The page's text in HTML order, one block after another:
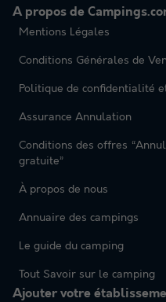
A propos de
Mentions Légales
Conditions Générales de
Politique de confidentialité
Assurance Annulation
Conditions des offres
gratuite”
À propos de nous
Annuaire des campings
Le guide du camping
Tout Savoir sur le camping
Ajouter votre